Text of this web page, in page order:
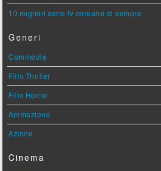
10 migliori serie tv coreane di sempre
Generi
Commedie
Film Thriller
Film Horror
Animazione
Azione
Cinema